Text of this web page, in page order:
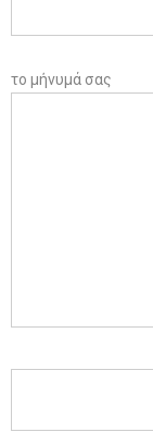
το μήνυμά σας